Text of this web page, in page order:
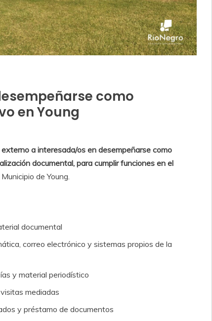
como
en Young
a interesada/os en desempeñarse como
documental, para cumplir funciones en el
de Young.
documental
correo electrónico y sistemas propios de la
y material periodístico
mediadas
y préstamo de documentos